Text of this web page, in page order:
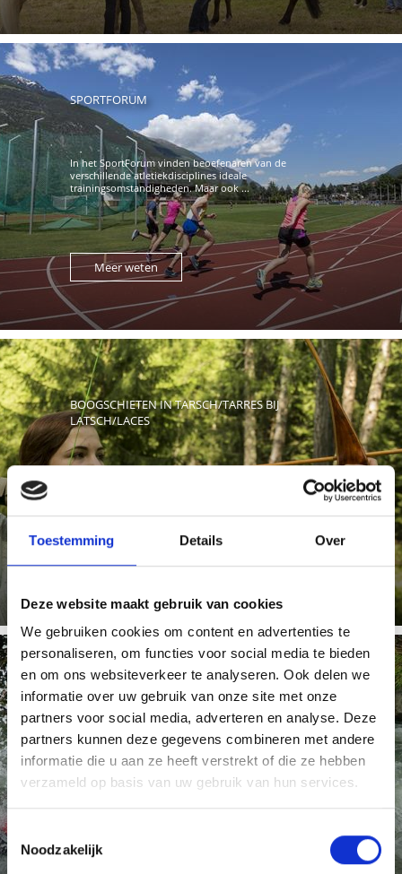
Toestemming Details Over
Deze website maakt gebruik van cookies
We gebruiken cookies om content en advertenties te
personaliseren, om functies voor social media te bieden
en om ons websiteverkeer te analyseren. Ook delen we
informatie over uw gebruik van onze site met onze
partners voor social media, adverteren en analyse. Deze
partners kunnen deze gegevens combineren met andere
informatie die u aan ze heeft verstrekt of die ze hebben
verzameld op basis van uw gebruik van hun services.
Toestemmingsselectie
Noodzakelijk
SPORTFORUM
In het SportForum vinden beoefenaren van de
verschillende atletiekdisciplines ideale
trainingsomstandigheden. Maar ook ...
Meer weten
BOOGSCHIETEN IN TARSCH/TARRES BIJ
LATSCH/LACES
waarmee op sportieve wijze even het dagelijkse leven
RAFTING & CANYONING
action in outdoor-sporten. Kajakken, rafting,
Meer weten